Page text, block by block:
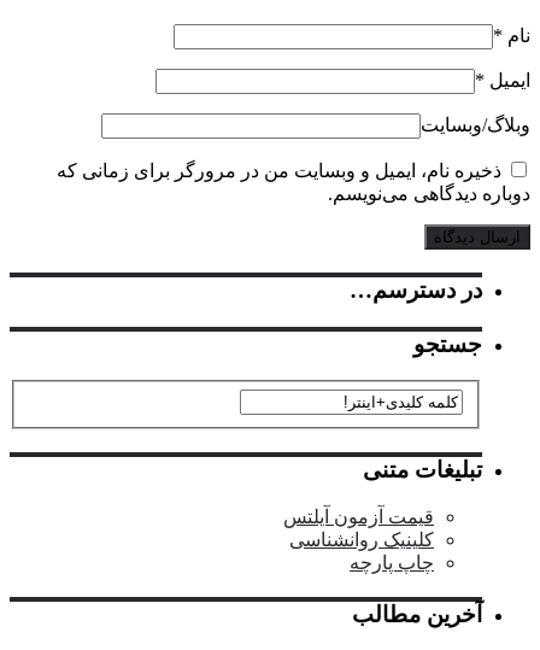
*
*
‌وبسایت
ذخیره نام، ایمیل و وبسایت من در مرورگر برای زمانی که
دیدگاهی می‌نویسم.
در دسترسم…
جستجو
تبلیغات متنی
قیمت آزمون آیلتس
کلینیک روانشناسی
چاپ پارچه
آخرین مطالب